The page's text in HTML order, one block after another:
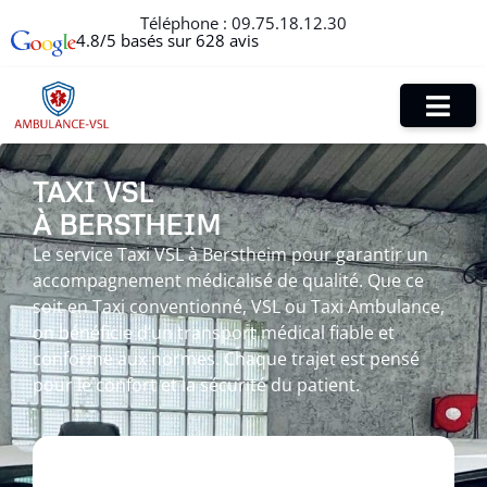
Téléphone : 09.75.18.12.30
4.8/5 basés sur 628 avis
TAXI VSL
À BERSTHEIM
Le service Taxi VSL à Berstheim pour garantir un
accompagnement médicalisé de qualité. Que ce
soit en Taxi conventionné, VSL ou Taxi Ambulance,
on bénéficie d’un transport médical fiable et
conforme aux normes. Chaque trajet est pensé
pour le confort et la sécurité du patient.